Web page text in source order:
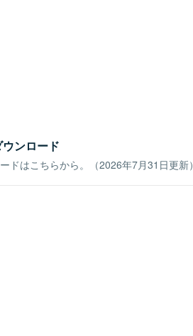
ンロード
ドはこちらから。（2026年7月31日更新）